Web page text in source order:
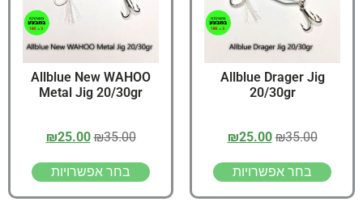
Allblue Drager Jig
20/30gr
₪35.00
₪25.00
בחר אפשרויות
Allblue New WAHOO
Metal Jig 20/30gr
₪35.00
₪25.00
בחר אפשרויות